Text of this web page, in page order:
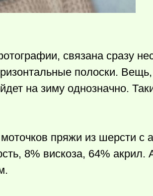
связана сразу
полоски.
на зиму однозначно.
пряжи из шерсти с
8% вискоза, 64% акрил.